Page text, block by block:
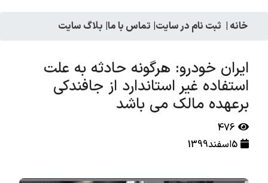
خانه | ثبت نام در سایت| تماس با ما| بلاگ سایت
ایران خودرو: هرگونه حادثه به علت
استفاده غیر استاندارد از جافندکی
برعهده مالک می باشد
476
5اسفند1399